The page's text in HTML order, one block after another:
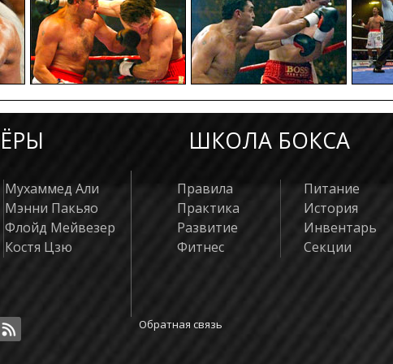
6
5
4
3
2
1
ШКОЛА БОКСА
Мухаммед Али
Мэнни Пакьяо
Флойд Мейвезер
Костя Цзю
Правила
Практика
Развитие
Фитнес
Питание
История
Инвентарь
Секции
Обратная связь